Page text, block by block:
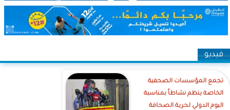
فيديو
تجمع المؤسسات الصحفية
الخاصة ينظم نشاطاً بمناسبة
اليوم الدولي لحرية الصحافة